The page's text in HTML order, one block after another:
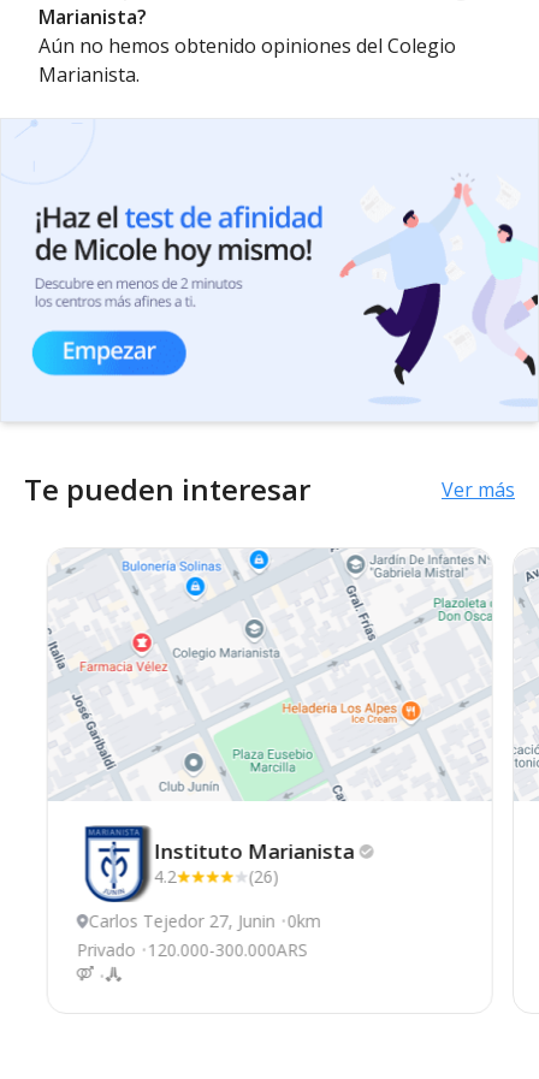
Marianista?
Aún no hemos obtenido opiniones del Colegio
Marianista.
Te pueden interesar Ver más
Instituto Marianista
4.2
(26)
Carlos Tejedor 27, Junin 0km
Privado
120.000-300.000ARS